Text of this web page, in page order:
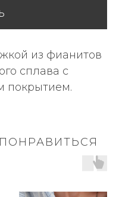
из фианитов
сплава с
покрытием.